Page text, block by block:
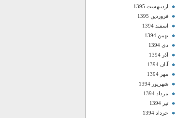
اردیبهشت 1395
فروردین 1395
اسفند 1394
بهمن 1394
دی 1394
آذر 1394
آبان 1394
مهر 1394
شهریور 1394
مرداد 1394
تیر 1394
خرداد 1394